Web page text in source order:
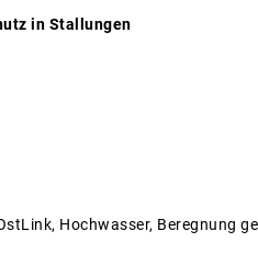
in Stallungen
Hochwasser, Beregnung